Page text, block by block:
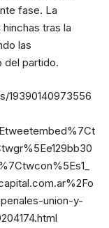
fase. La
tras la
las
del partido.
19390140973556
union-y-